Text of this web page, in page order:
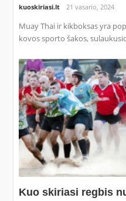
kuoskiriasi.lt 21 vasario, 2024
Muay Thai ir kikboksas yra
kovos sporto šakos,
Kuo skiriasi regbis